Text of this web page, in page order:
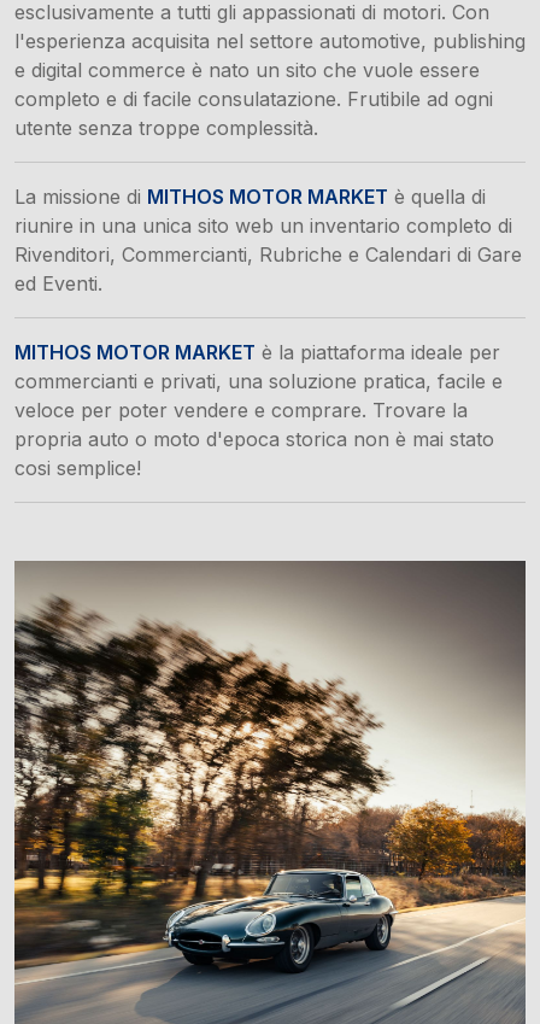
esclusivamente a tutti gli appassionati di motori. Con
l'esperienza acquisita nel settore automotive, publishing
e digital commerce è nato un sito che vuole essere
completo e di facile consulatazione. Frutibile ad ogni
utente senza troppe complessità.
La missione di MITHOS MOTOR MARKET è quella di
riunire in una unica sito web un inventario completo di
Rivenditori, Commercianti, Rubriche e Calendari di Gare
ed Eventi.
MITHOS MOTOR MARKET è la piattaforma ideale per
commercianti e privati, una soluzione pratica, facile e
veloce per poter vendere e comprare. Trovare la
propria auto o moto d'epoca storica non è mai stato
cosi semplice!